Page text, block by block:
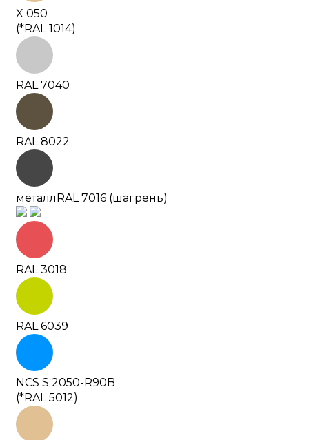
X 050
(*RAL 1014)
RAL 7040
RAL 8022
металлRAL 7016 (шагрень)
RAL 3018
RAL 6039
NCS S 2050-R90B
(*RAL 5012)